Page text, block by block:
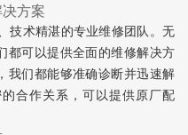
方案
技术精湛的专业维修团队。无
都可以提供全面的维修解决方
我们都能够准确诊断并迅速解
合作关系，可以提供原厂配